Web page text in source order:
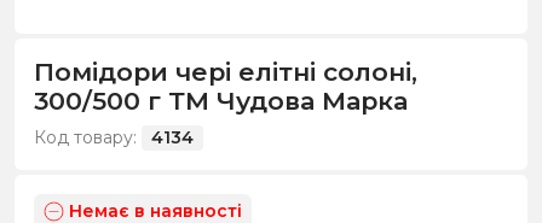
Помідори чері елітні солоні,
300/500 г ТМ Чудова Марка
Код товару: 4134
Немає в наявності